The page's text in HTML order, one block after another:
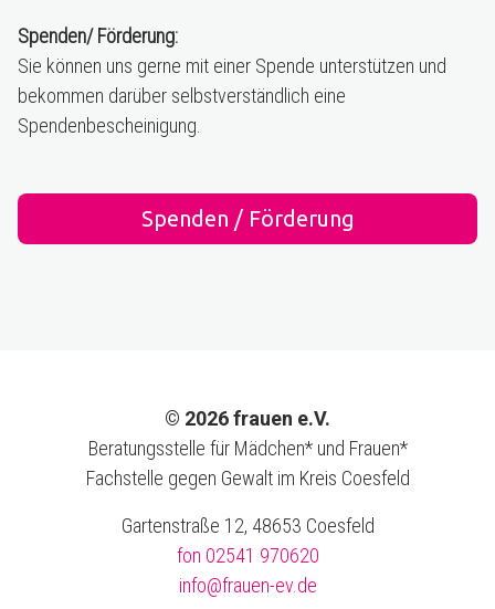
Spenden/ Förderung:
Sie können uns gerne mit einer Spende unterstützen und
bekommen darüber selbstverständlich eine
Spendenbescheinigung.
Spenden / Förderung
© 2026 frauen e.V.
Beratungsstelle für Mädchen* und Frauen*
Fachstelle gegen Gewalt im Kreis Coesfeld
Gartenstraße 12, 48653 Coesfeld
fon 02541 970620
info@frauen-ev.de